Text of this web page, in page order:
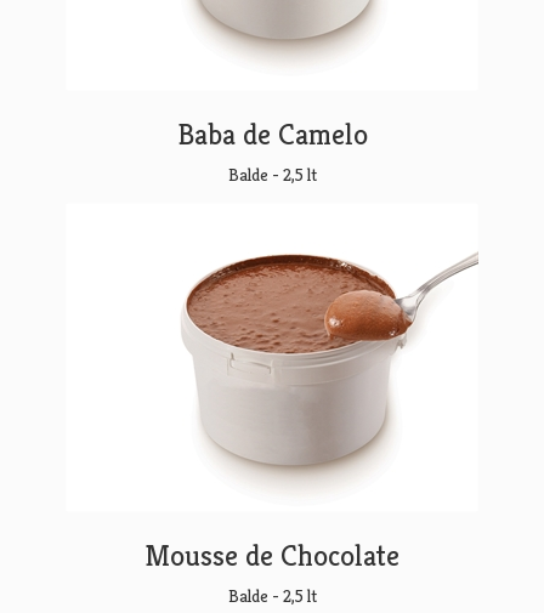
Baba de Camelo
Balde - 2,5 lt
Mousse de Chocolate
Balde - 2,5 lt